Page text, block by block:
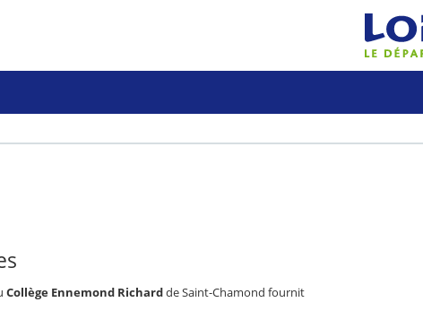
Collège Ennemond Richardde Saint-Chamond fournit